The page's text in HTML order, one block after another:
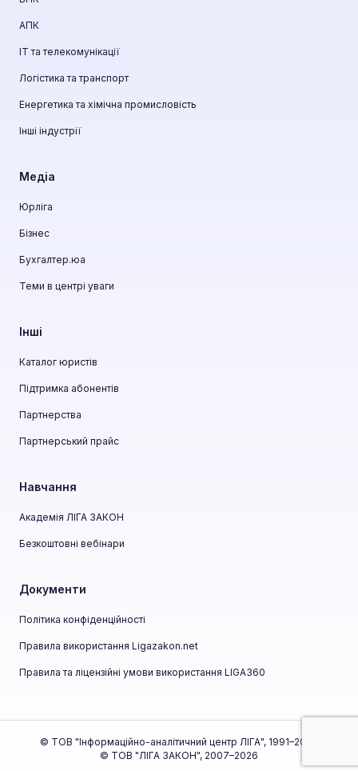
АПК
ІТ та телекомунікації
Логістика та транспорт
Енергетика та хімічна промисловість
Інші індустрії
Медіа
Юрліга
Бізнес
Бухгалтер.юа
Теми в центрі уваги
Інші
Каталог юристів
Підтримка абонентів
Партнерства
Партнерський прайс
Навчання
Академія ЛІГА ЗАКОН
Безкоштовні вебінари
Документи
Політика конфіденційності
Правила використання Ligazakon.net
Правила та ліцензійні умови використання LIGA360
© ТОВ "Інформаційно-аналітичний центр ЛІГА", 1991–2026
© ТОВ "ЛІГА ЗАКОН", 2007–2026